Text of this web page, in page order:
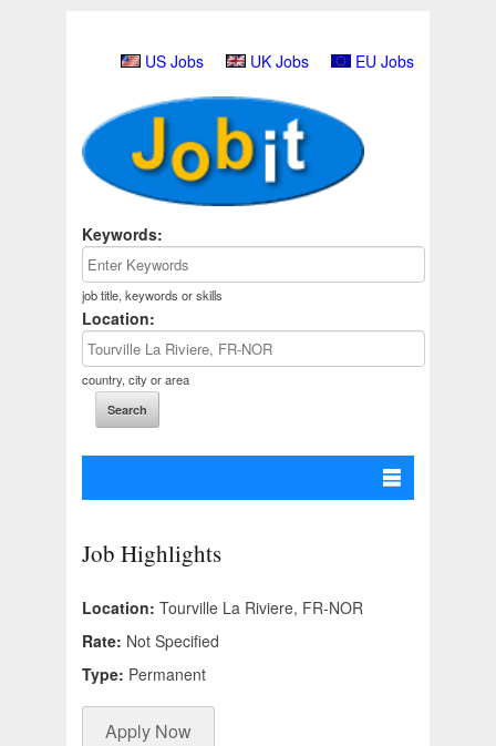
US Jobs UK Jobs EU Jobs
Keywords:
job title, keywords or skills
Location:
country, city or area
Job Highlights
Location: Tourville La Riviere, FR-NOR
Rate: Not Specified
Type: Permanent
Apply Now